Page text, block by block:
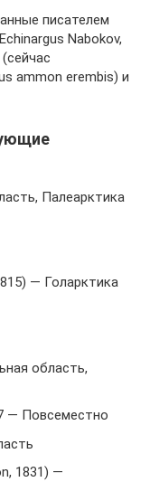
писателем
Nabokov,
ammon erembis) и
Палеарктика
— Голарктика
область,
— Повсеместно
1831) —